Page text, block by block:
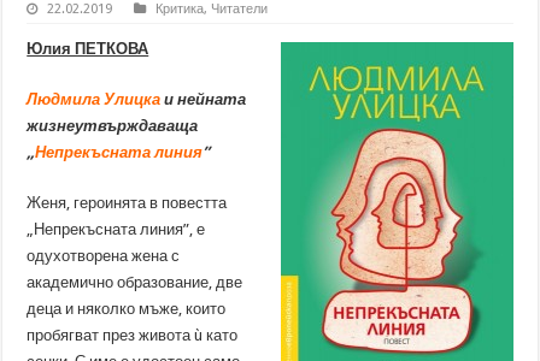
22.02.2019 Критика, Читатели
Юлия ПЕТКОВА
Людмила Улицка и нейната
жизнеутвърждаваща
„Непрекъсната линия”
Женя, героинята в повестта
„Непрекъсната линия”, е
одухотворена жена с
академично образование, две
деца и няколко мъже, които
пробягват през живота ù като